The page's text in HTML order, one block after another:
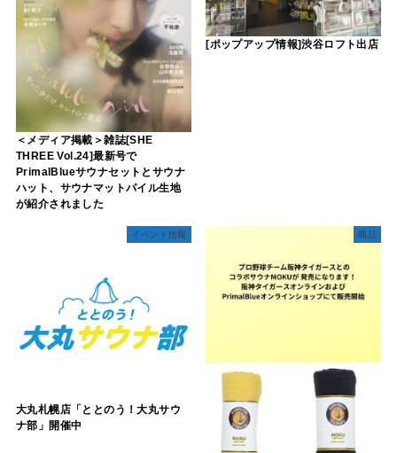
＜メディア掲載＞雑誌[SHE
THREE Vol.24]最新号で
PrimalBlueサウナセットとサウナ
ハット、サウナマットパイル生地
が紹介されました
[ポップアップ情報]渋谷ロフト出店
イベント情報
大丸札幌店「ととのう！大丸サウ
ナ部」開催中
商品